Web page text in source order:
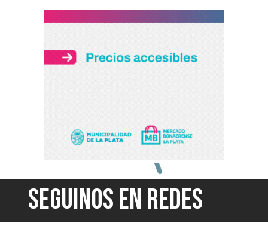
SEGUINOS EN REDES